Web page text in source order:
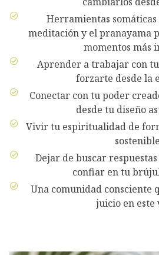
Herramientas somáticas
meditación y el pranayama
momentos más
Aprender a trabajar con
forzarte desde la
Conectar con tu poder
desde tu diseño
Vivir tu espiritualidad de
Dejar de buscar
confiar en tu
Una comunidad consciente
juicio en este